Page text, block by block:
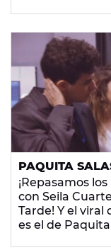
PAQUITA
ES EL VIRAL
¡Repasamos
con Seila
Tarde! Y el
es el de